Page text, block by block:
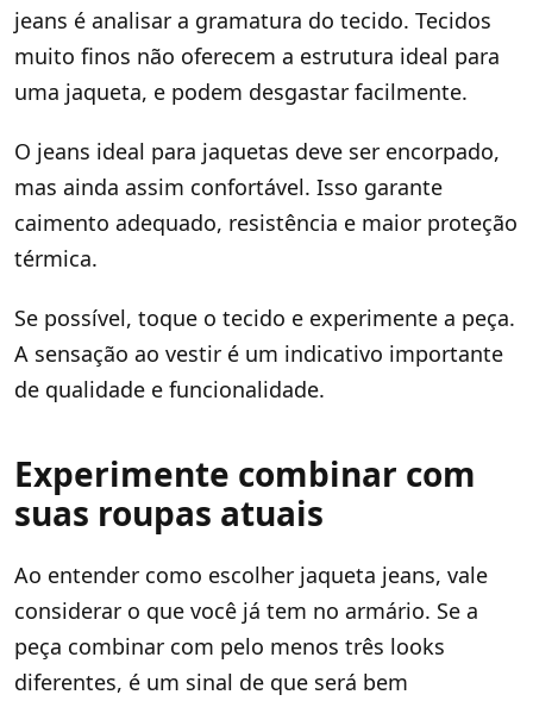
jeans é analisar a gramatura do tecido. Tecidos
muito finos não oferecem a estrutura ideal para
uma jaqueta, e podem desgastar facilmente.
O jeans ideal para jaquetas deve ser encorpado,
mas ainda assim confortável. Isso garante
caimento adequado, resistência e maior proteção
térmica.
Se possível, toque o tecido e experimente a peça.
A sensação ao vestir é um indicativo importante
de qualidade e funcionalidade.
Experimente combinar com
suas roupas atuais
Ao entender como escolher jaqueta jeans, vale
considerar o que você já tem no armário. Se a
peça combinar com pelo menos três looks
diferentes, é um sinal de que será bem